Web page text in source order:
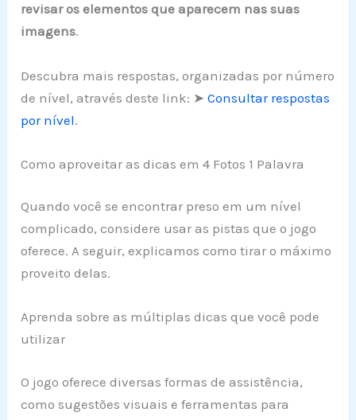
revisar os elementos que aparecem nas suas
imagens.
Descubra mais respostas, organizadas por número
de nível, através deste link: ➤Consultar respostas
por nível.
Como aproveitar as dicas em 4 Fotos 1 Palavra
Quando você se encontrar preso em um nível
complicado, considere usar as pistas que o jogo
oferece. A seguir, explicamos como tirar o máximo
proveito delas.
Aprenda sobre as múltiplas dicas que você pode
utilizar
O jogo oferece diversas formas de assistência,
como sugestões visuais e ferramentas para